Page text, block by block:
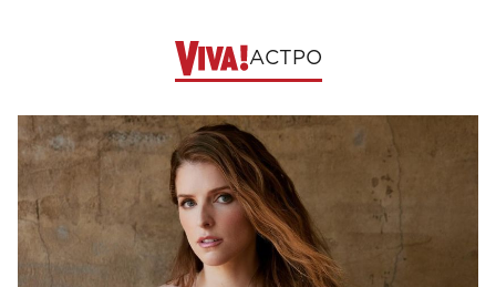
АСТРО